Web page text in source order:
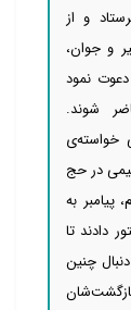
و از
و جوان،
نمود
شوند.
خواسته‌ی
در حج
به
دادند تا
چنین